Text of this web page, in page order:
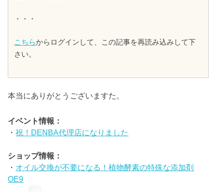
・・・
こちらからログインして、この記事を再読み込みして下
さい。
本当にありがとうございますた。
イベント情報：
・祝！DENBA代理店になりました
ショップ情報：
・ オイル交換が不要になる！植物酵素の特殊な添加剤
OE9